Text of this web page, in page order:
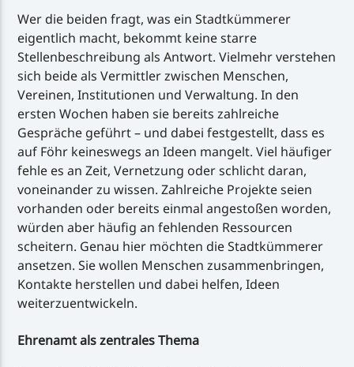
Wer die beiden fragt, was ein Stadtkümmerer
eigentlich macht, bekommt keine starre
Stellenbeschreibung als Antwort. Vielmehr verstehen
sich beide als Vermittler zwischen Menschen,
Vereinen, Institutionen und Verwaltung. In den
ersten Wochen haben sie bereits zahlreiche
Gespräche geführt – und dabei festgestellt, dass es
auf Föhr keineswegs an Ideen mangelt. Viel häufiger
fehle es an Zeit, Vernetzung oder schlicht daran,
voneinander zu wissen. Zahlreiche Projekte seien
vorhanden oder bereits einmal angestoßen worden,
würden aber häufig an fehlenden Ressourcen
scheitern. Genau hier möchten die Stadtkümmerer
ansetzen. Sie wollen Menschen zusammenbringen,
Kontakte herstellen und dabei helfen, Ideen
weiterzuentwickeln.
Ehrenamt als zentrales Thema